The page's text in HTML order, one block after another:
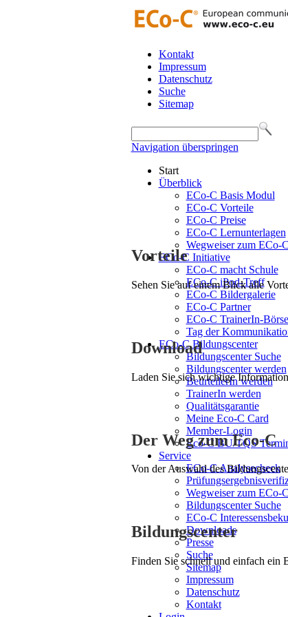
Kontakt
Impressum
Datenschutz
Suche
Sitemap
Navigation überspringen
Start
Überblick
ECo-C Basis Modul
ECo-C Vorteile
ECo-C Preise
ECo-C Lernunterlagen
Wegweiser zum ECo-C
ECo-C Initiative
ECo-C macht Schule
ECo-C iPod-Treff
ECo-C Bildergalerie
ECo-C Partner
ECo-C TrainerIn-Börse
Tag der
ECo-C Bildungscenter
Bildungscenter Suche
Bildungscenter werden
BeurteilerIn werden
TrainerIn werden
Qualitätsgarantie
Meine Eco-C Card
Member-Login
Eco-C BU/TQS
Service
ECo-C Analysecheck
Wegweiser zum ECo-C
Bildungscenter Suche
ECo-C
Downloads
Presse
Suche
Sitemap
Impressum
Datenschutz
Kontakt
Vorteile
Sehen Sie auf einem Blick alle
Download
Laden Sie sich wichtige
Der Weg zum Eco-C
Von der Auswahl des
Bildungscenter
Finden Sie schnell und einfach ein